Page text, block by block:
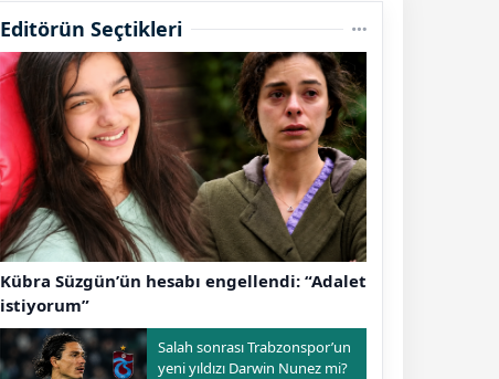
Editörün Seçtikleri
Kübra Süzgün’ün hesabı engellendi: “Adalet
istiyorum”
Salah sonrası Trabzonspor’un
yeni yıldızı Darwin Nunez mi?